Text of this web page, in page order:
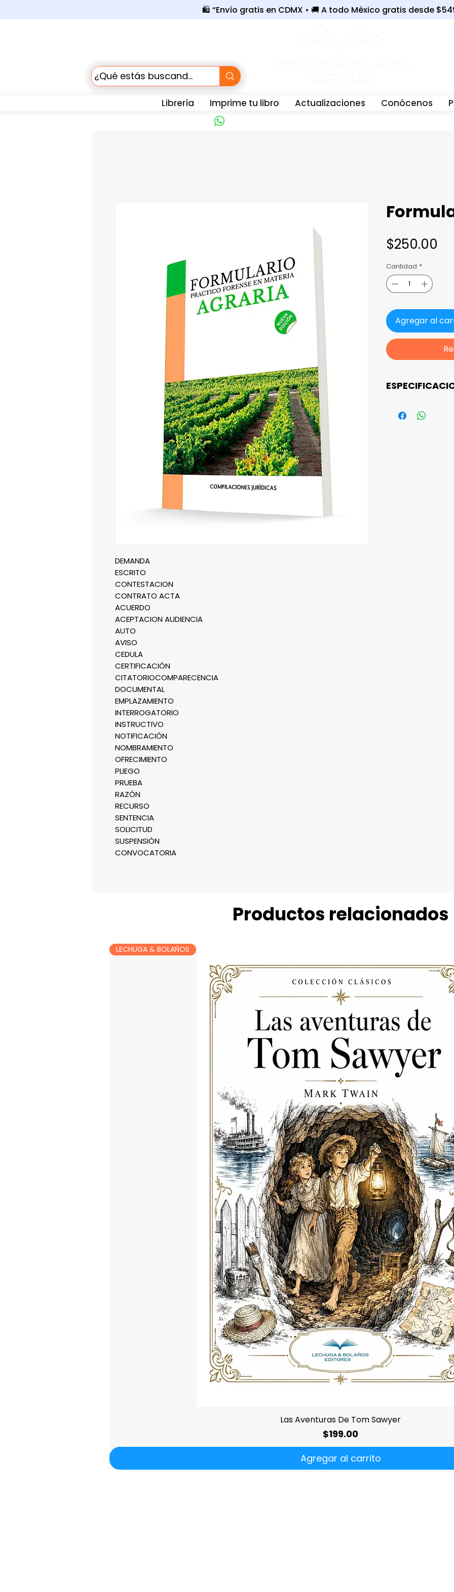
🛍️ “Envío gratis en CDMX • 🚚 A todo México gratis desde
Librería Imprime tu libro Actualizaciones Conócenos
DEMANDA
ESCRITO
CONTESTACION
CONTRATO ACTA
ACUERDO
ACEPTACION AUDIENCIA
AUTO
AVISO
CEDULA
CERTIFICACIÓN
CITATORIOCOMPARECENCIA
DOCUMENTAL
EMPLAZAMIENTO
INTERROGATORIO
INSTRUCTIVO
NOTIFICACIÓN
NOMBRAMIENTO
OFRECIMIENTO
PLIEGO
PRUEBA
RAZÓN
RECURSO
SENTENCIA
SOLICITUD
SUSPENSIÓN
CONVOCATORIA
$250.00
Cantidad *
Agregar al
Productos relacionados
Vista rápida
LECHUGA & BOLAÑOS
Las Aventuras De Tom Sawyer
Precio
$199.00
Agregar al carrito